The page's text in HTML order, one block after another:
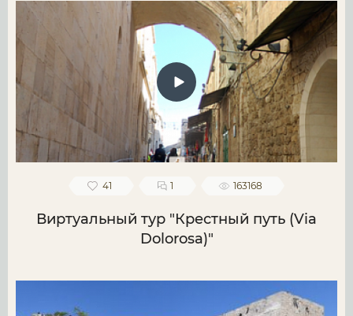
41 1 163168
Виртуальный тур "Крестный путь (Via
Dolorosa)"